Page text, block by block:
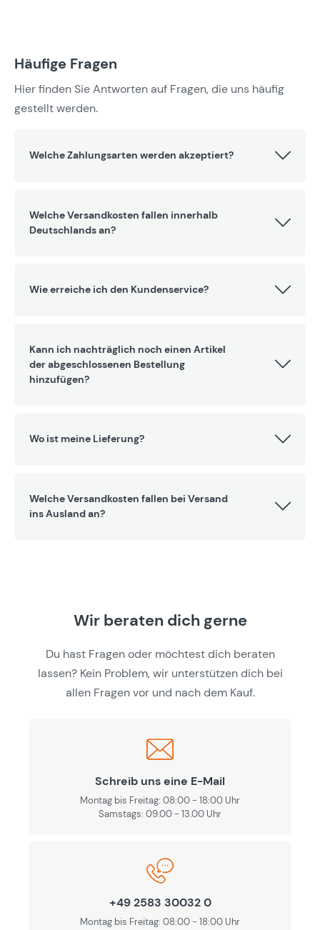
Häufige Fragen
Hier finden Sie Antworten auf Fragen, die uns häufig
gestellt werden.
Welche Zahlungsarten werden akzeptiert?
Welche Versandkosten fallen innerhalb
Deutschlands an?
Wie erreiche ich den Kundenservice?
Kann ich nachträglich noch einen Artikel
der abgeschlossenen Bestellung
hinzufügen?
Wo ist meine Lieferung?
Welche Versandkosten fallen bei Versand
ins Ausland an?
Wir beraten dich gerne
Du hast Fragen oder möchtest dich beraten
lassen? Kein Problem, wir unterstützen dich bei
allen Fragen vor und nach dem Kauf.
Schreib uns eine E-Mail
Montag bis Freitag: 08:00 - 18:00 Uhr
Samstags: 09.00 - 13.00 Uhr
+49 2583 30032 0
Montag bis Freitag: 08:00 - 18:00 Uhr